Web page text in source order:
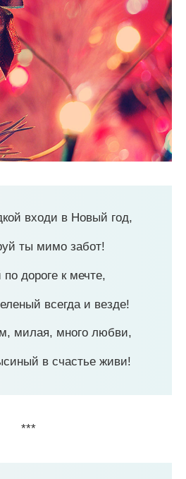
входи в Новый год,
ты мимо забот!
дороге к мечте,
всегда и везде!
милая, много любви,
в счастье живи!
***